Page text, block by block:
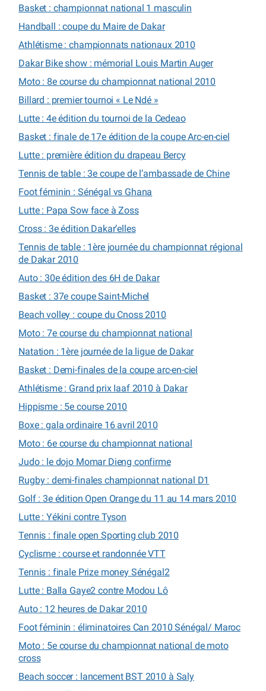
Basket : championnat national 1 masculin
Handball : coupe du Maire de Dakar
Athlétisme : championnats nationaux 2010
Dakar Bike show : mémorial Louis Martin Auger
Moto : 8e course du championnat national 2010
Billard : premier tournoi « Le Ndé »
Lutte : 4e édition du tournoi de la Cedeao
Basket : finale de 17e édition de la coupe Arc-en-ciel
Lutte : première édition du drapeau Bercy
Tennis de table : 3e coupe de l’ambassade de Chine
Foot féminin : Sénégal vs Ghana
Lutte : Papa Sow face à Zoss
Cross : 3e édition Dakar’elles
Tennis de table : 1ère journée du championnat régional
de Dakar 2010
Auto : 30e édition des 6H de Dakar
Basket : 37e coupe Saint-Michel
Beach volley : coupe du Cnoss 2010
Moto : 7e course du championnat national
Natation : 1ère journée de la ligue de Dakar
Basket : Demi-finales de la coupe arc-en-ciel
Athlétisme : Grand prix Iaaf 2010 à Dakar
Hippisme : 5e course 2010
Boxe : gala ordinaire 16 avril 2010
Moto : 6e course du championnat national
Judo : le dojo Momar Dieng confirme
Rugby : demi-finales championnat national D1
Golf : 3e édition Open Orange du 11 au 14 mars 2010
Lutte : Yékini contre Tyson
Tennis : finale open Sporting club 2010
Cyclisme : course et randonnée VTT
Tennis : finale Prize money Sénégal2
Lutte : Balla Gaye2 contre Modou Lô
Auto : 12 heures de Dakar 2010
Foot féminin : éliminatoires Can 2010 Sénégal/ Maroc
Moto : 5e course du championnat national de moto
cross
Beach soccer : lancement BST 2010 à Saly